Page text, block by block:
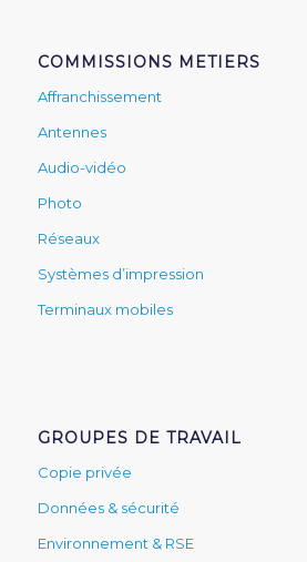
COMMISSIONS METIERS
Affranchissement
Antennes
Audio-vidéo
Photo
Réseaux
Systèmes d’impression
Terminaux mobiles
GROUPES DE TRAVAIL
Copie privée
Données & sécurité
Environnement & RSE